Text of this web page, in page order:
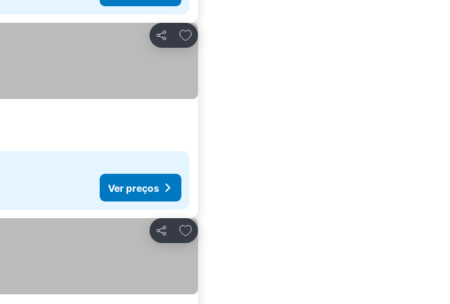
Partilhar
Adicionar aos favoritos
Ver preços
Partilhar
Adicionar aos favoritos